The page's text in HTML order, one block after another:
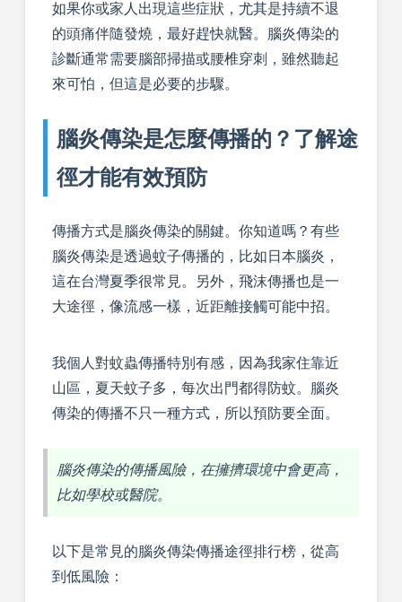
如果你或家人出現這些症狀，尤其是持續不退
的頭痛伴隨發燒，最好趕快就醫。腦炎傳染的
診斷通常需要腦部掃描或腰椎穿刺，雖然聽起
來可怕，但這是必要的步驟。
腦炎傳染是怎麼傳播的？了解途
徑才能有效預防
傳播方式是腦炎傳染的關鍵。你知道嗎？有些
腦炎傳染是透過蚊子傳播的，比如日本腦炎，
這在台灣夏季很常見。另外，飛沫傳播也是一
大途徑，像流感一樣，近距離接觸可能中招。
我個人對蚊蟲傳播特別有感，因為我家住靠近
山區，夏天蚊子多，每次出門都得防蚊。腦炎
傳染的傳播不只一種方式，所以預防要全面。
腦炎傳染的傳播風險，在擁擠環境中會更高，
比如學校或醫院。
以下是常見的腦炎傳染傳播途徑排行榜，從高
到低風險：